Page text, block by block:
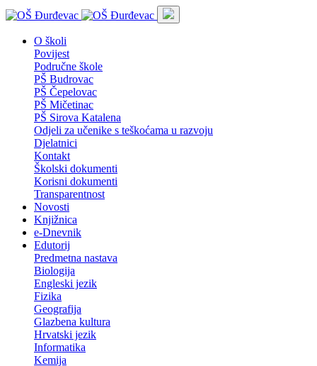
O školi
Povijest
Područne škole
PŠ Budrovac
PŠ Čepelovac
PŠ Mičetinac
PŠ Sirova Katalena
Odjeli za učenike s teškoćama u razvoju
Djelatnici
Kontakt
Školski dokumenti
Korisni dokumenti
Transparentnost
Novosti
Knjižnica
e-Dnevnik
Edutorij
Predmetna nastava
Biologija
Engleski jezik
Fizika
Geografija
Glazbena kultura
Hrvatski jezik
Informatika
Kemija